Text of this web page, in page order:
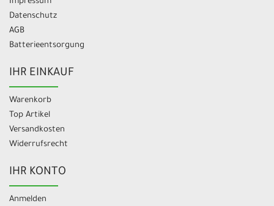
Datenschutz
AGB
Batterieentsorgung
IHR EINKAUF
Warenkorb
Top Artikel
Versandkosten
Widerrufsrecht
IHR KONTO
Anmelden